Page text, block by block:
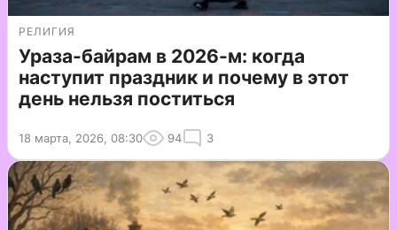
РЕЛИГИЯ
Ураза-байрам в 2026-м: когда
наступит праздник и почему в этот
день нельзя поститься
18 марта, 2026, 08:30 94 3